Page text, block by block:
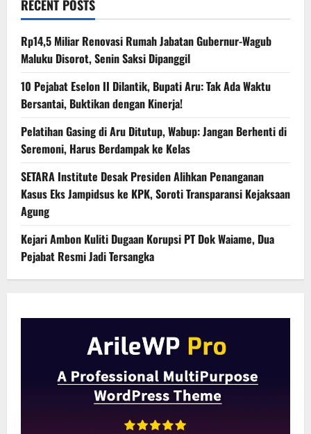
RECENT POSTS
Rp14,5 Miliar Renovasi Rumah Jabatan Gubernur-Wagub
Maluku Disorot, Senin Saksi Dipanggil
10 Pejabat Eselon II Dilantik, Bupati Aru: Tak Ada Waktu
Bersantai, Buktikan dengan Kinerja!
Pelatihan Gasing di Aru Ditutup, Wabup: Jangan Berhenti di
Seremoni, Harus Berdampak ke Kelas
SETARA Institute Desak Presiden Alihkan Penanganan
Kasus Eks Jampidsus ke KPK, Soroti Transparansi Kejaksaan
Agung
Kejari Ambon Kuliti Dugaan Korupsi PT Dok Waiame, Dua
Pejabat Resmi Jadi Tersangka